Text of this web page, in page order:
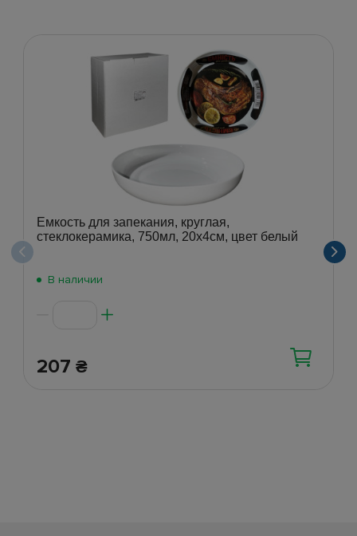
Емкость для запекания, круглая,
стеклокерамика, 750мл, 20х4см, цвет белый
В наличии
207 ₴